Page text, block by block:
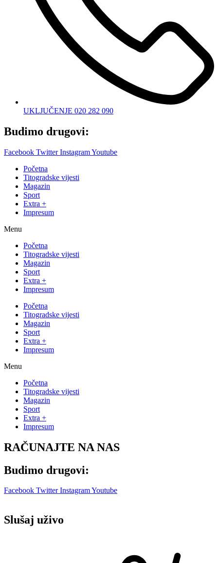
UKLJUČENJE 020 282 090
Budimo drugovi:
Facebook Twitter InstagramYoutube
Početna
Titogradske vijesti
Magazin
Sport
Extra +
Impresum
Menu
Početna
Titogradske vijesti
Magazin
Sport
Extra +
Impresum
Početna
Titogradske vijesti
Magazin
Sport
Extra +
Impresum
Menu
Početna
Titogradske vijesti
Magazin
Sport
Extra +
Impresum
RAČUNAJTE NA NAS
Budimo drugovi:
Facebook Twitter InstagramYoutube
Slušaj uživo